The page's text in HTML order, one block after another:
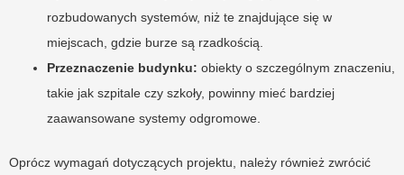
rozbudowanych systemów, niż te znajdujące się w
miejscach, gdzie burze są rzadkością.
Przeznaczenie budynku: obiekty o szczególnym znaczeniu,
takie jak szpitale czy szkoły, powinny mieć bardziej
zaawansowane systemy odgromowe.
Oprócz wymagań dotyczących projektu, należy również zwrócić